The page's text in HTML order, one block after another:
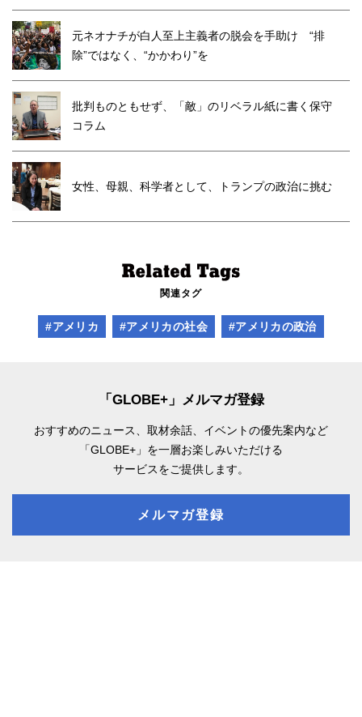
元ネオナチが白人至上主義者の脱会を手助け “排
除”ではなく、“かかわり”を
批判ものともせず、「敵」のリベラル紙に書く保守
コラム
女性、母親、科学者として、トランプの政治に挑む
関連タグ
#アメリカ #アメリカの社会 #アメリカの政治
「GLOBE+」メルマガ登録
おすすめのニュース、取材余話、 イベントの優先案内など
「GLOBE+」を一層お楽しみいただける
サービスをご提供します。
メルマガ登録